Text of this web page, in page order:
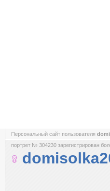
Персональный сайт пользователя
портрет № 304230 зарегистрирован